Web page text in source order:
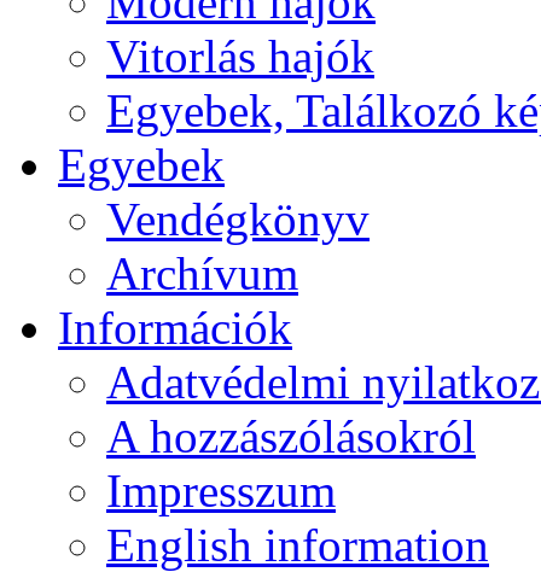
Vitorlás hajók
Egyebek, Találkozó
Egyebek
Vendégkönyv
Archívum
Információk
Adatvédelmi
A hozzászólásokról
Impresszum
English information